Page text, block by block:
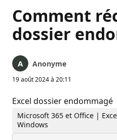
Comment
dossier
Anonyme
19 août 2024 à 20:11
Excel dossier endommagé
Microsoft 365 et Office |
Windows